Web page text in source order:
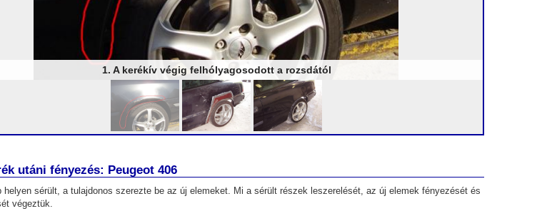
1. A kerékív végig felhólyagosodott a rozsdától
utáni fényezés: Peugeot 406
helyen sérült, a tulajdonos szerezte be az új elemeket. Mi a sérült részek leszerelését, az új elemek fényezését és
végeztük.